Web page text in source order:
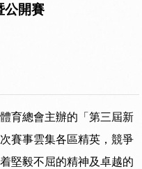
公開賽
育總會主辦的「第三屆新
賽事雲集各區精英，競爭
堅毅不屈的精神及卓越的